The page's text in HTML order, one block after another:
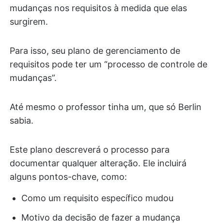
mudanças nos requisitos à medida que elas
surgirem.
Para isso, seu plano de gerenciamento de
requisitos pode ter um “processo de controle de
mudanças”.
Até mesmo o professor tinha um, que só Berlin
sabia.
Este plano descreverá o processo para
documentar qualquer alteração. Ele incluirá
alguns pontos-chave, como:
Como um requisito específico mudou
Motivo da decisão de fazer a mudança